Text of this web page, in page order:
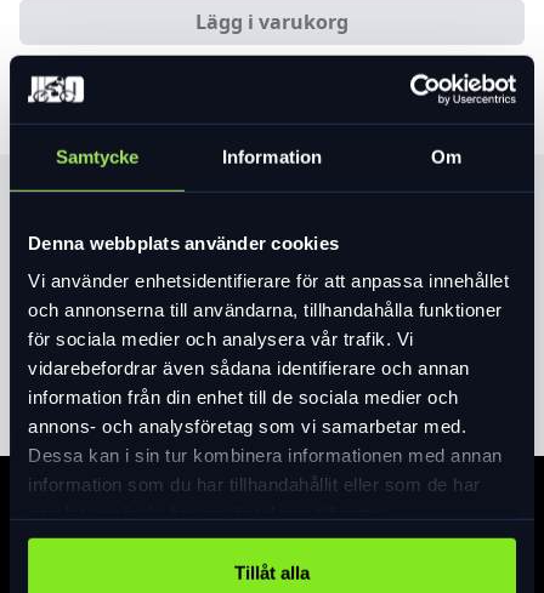
Samtycke Information Om
Denna webbplats använder cookies
Vi använder enhetsidentifierare för att anpassa innehållet
och annonserna till användarna, tillhandahålla funktioner
för sociala medier och analysera vår trafik. Vi
vidarebefordrar även sådana identifierare och annan
information från din enhet till de sociala medier och
annons- och analysföretag som vi samarbetar med.
Dessa kan i sin tur kombinera informationen med annan
information som du har tillhandahållit eller som de har
Tillåt alla
Lägg i varukorg
Helt tillverkad av mjuk och motståndskraftig
Lombardiafleece
Den sträcker sig i två riktningar för komfort och enkel
skötsel.
Det elastiska jacquardbandet upptill och den nedre inre
resåren håller värmaren i höjd
Läs merexpand_more
Specifikation